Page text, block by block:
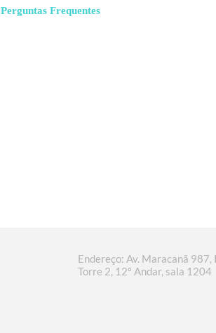
Perguntas Frequentes
Endereço: Av. Maracanã 987,
Torre 2, 12º Andar, sala 1204